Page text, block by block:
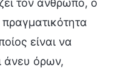
είναι να
άνευ όρων,